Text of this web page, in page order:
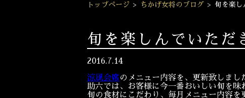
トップページ > ちかげ女将のブログ > 旬を楽し
旬を楽しんでいただ
2016.7.14
涼風会席のメニュー内容を、更新致しまし
助六では、お客様に今一番おいしい旬を味
旬の食材にこだわり、毎月メニュー内容を